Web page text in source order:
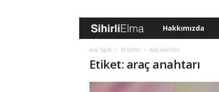
i
h
Hakkımızda
Ana Sayfa Etiketler Araç anahtarı
Etiket: araç anahtarı